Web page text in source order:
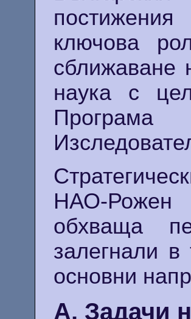
ключова
сближаване
наука с
НАО-
обхваща
залегнали
основни
А. Задачи